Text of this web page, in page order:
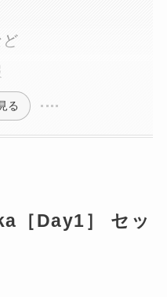
る
［Day1］ セッ